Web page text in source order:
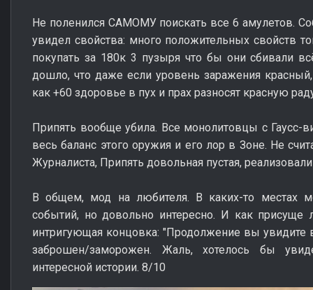
Не поленился САМОМУ поискать все 6 амулетов.
увидел свойства: много положительных свойств
покупать за 180к 3 пузыря что бы они сбивали
дошло, что даже если уровень заражения
как +60 здоровье в пух и прах разносят красную
Припять вообще убила. Все монолитовцы с Гаусс-
весь баланс этого оружия и его лор в Зоне. Не
Журналиста, Припять довольная пустая,
В общем, мод на любителя. В каких-то местах
событий, но довольно интересно. И как
интригующая концовка: "Продолжение вы увидите
заброшен/заморожен. Жаль, хотелось бы
интересной истории. 8/10